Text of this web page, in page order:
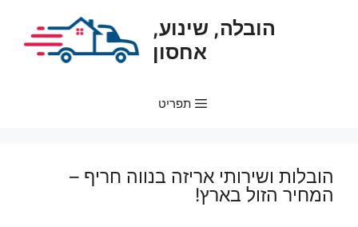
הובלה, שינוע,
אחסון
תפריט
הובלות ושירותי אריזה בנווה חריף –
המחיר הזול בארץ!